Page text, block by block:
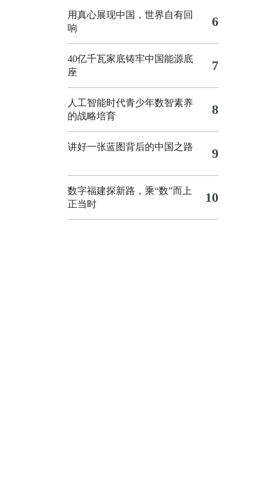
用真心展现中国，世界自有回
响
6
40亿千瓦家底铸牢中国能源底
座
7
人工智能时代青少年数智素养
的战略培育
8
讲好一张蓝图背后的中国之路 9
数字福建探新路，乘“数”而上
正当时
10